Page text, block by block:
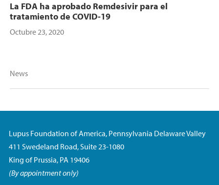
La FDA ha aprobado Remdesivir para el
tratamiento de COVID-19
Octubre 23, 2020
News
Lupus Foundation of America, Pennsylvania Delaware Valley
411 Swedeland Road, Suite 23-1080
King of Prussia, PA 19406
(By appointment only)